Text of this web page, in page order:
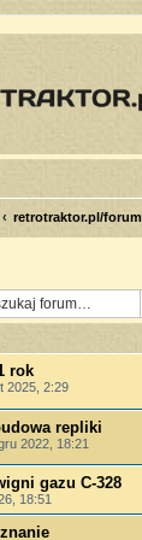
retrotraktor.pl/forum
rok
2025, 2:29
repliki
2022, 18:21
gazu C-328
18:51